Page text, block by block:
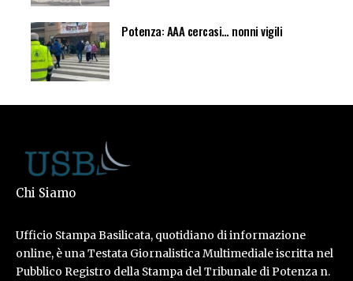
Potenza: AAA cercasi… nonni vigili
Chi Siamo
Ufficio Stampa Basilicata, quotidiano di informazione
online, è una Testata Giornalistica Multimediale iscritta nel
Pubblico Registro della Stampa del Tribunale di Potenza n.